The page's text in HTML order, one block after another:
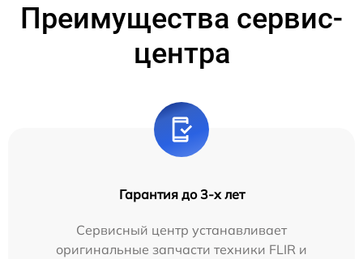
Преимущества сервис-
центра
Гарантия до 3-х лет
Сервисный центр устанавливает
оригинальные запчасти техники FLIR и